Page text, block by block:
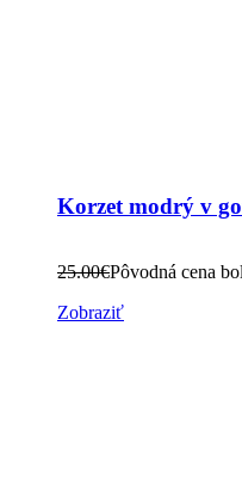
Korzet modrý v
25.00€Pôvodná cena
Zobraziť